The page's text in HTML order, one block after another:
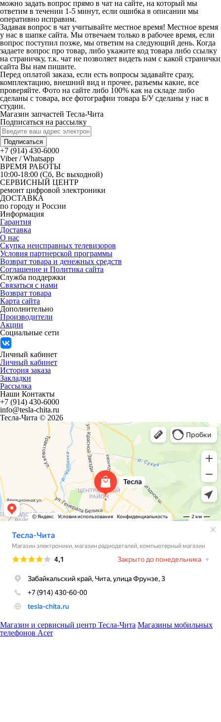
можно задать вопрос прямо в чат на сайте, на который мы
ответим в течении 1-5 минут, если ошибка в описании мы
оперативно исправим.
Задавая вопрос в чат учитывайте местное время! Местное время
у нас в шапке сайта. Мы отвечаем только в рабочее время, если
вопрос поступил позже, мы ответим на следующий день. Когда
задаете вопрос про товар, либо укажите код товара либо ссылку
на страничку, т.к. чат не позволяет видеть нам с какой странички
сайта Вы нам пишите.
Перед оплатой заказа, если есть вопросы задавайте сразу,
комплектацию, внешний вид и прочее, разъемы какие, все
проверяйте. Фото на сайте либо 100% как на складе либо
сделаны с товара, все фотографии товара Б/У сделаны у нас в
студии.
Магазин запчастей Тесла-Чита
Подписаться на рассылку
Подписаться
+7 (914) 430-6000
Viber / Whatsapp
ВРЕМЯ РАБОТЫ
10:00-18:00 (Сб, Вс выходной)
СЕРВИСНЫЙ ЦЕНТР
ремонт цифровой электроники
ДОСТАВКА
по городу и России
Информация
Гарантия
Доставка
О нас
Скупка неисправных телевизоров
Условия партнерской программы
Возврат товара и денежных средств
Соглашение и Политика сайта
Служба поддержки
Связаться с нами
Возврат товара
Карта сайта
Дополнительно
Производители
Акции
Социальные сети
Личный кабинет
Личный кабинет
История заказа
Закладки
Рассылка
Наши Контакты
+7 (914) 430-6000
info@tesla-chita.ru
Тесла-Чита © 2026
Магазин и сервисный центр Тесла-Чита Магазины мобильных
телефонов Acer